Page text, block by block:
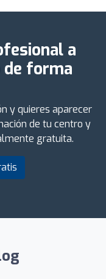
a
forma
y quieres aparecer
de tu centro y
gratuita.